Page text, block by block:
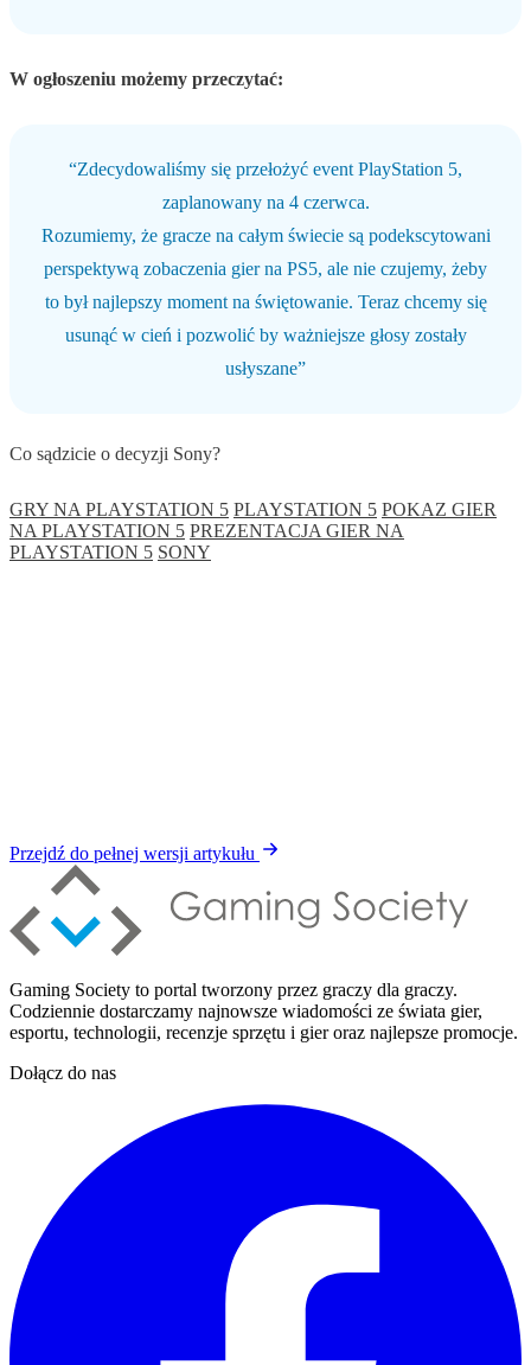
W ogłoszeniu możemy przeczytać:
“Zdecydowaliśmy się przełożyć event PlayStation 5,
zaplanowany na 4 czerwca.
Rozumiemy, że gracze na całym świecie są podekscytowani
perspektywą zobaczenia gier na PS5, ale nie czujemy, żeby
to był najlepszy moment na świętowanie. Teraz chcemy się
usunąć w cień i pozwolić by ważniejsze głosy zostały
usłyszane”
Co sądzicie o decyzji Sony?
GRY NA PLAYSTATION 5 PLAYSTATION 5 POKAZ GIER
NA PLAYSTATION 5 PREZENTACJA GIER NA
PLAYSTATION 5 SONY
Przejdź do pełnej wersji artykułu
Gaming Society to portal tworzony przez graczy dla graczy.
Codziennie dostarczamy najnowsze wiadomości ze świata gier,
esportu, technologii, recenzje sprzętu i gier oraz najlepsze promocje.
Dołącz do nas